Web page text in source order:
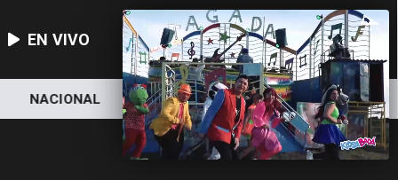
EN VIVO
NACIONAL DEPORTES ECONOMÍA